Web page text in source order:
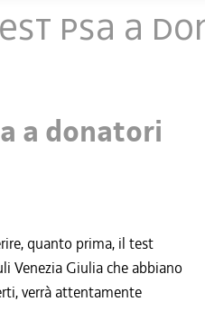
Psa a
a donatori
quanto prima, il test
Venezia Giulia che abbiano
verrà attentamente